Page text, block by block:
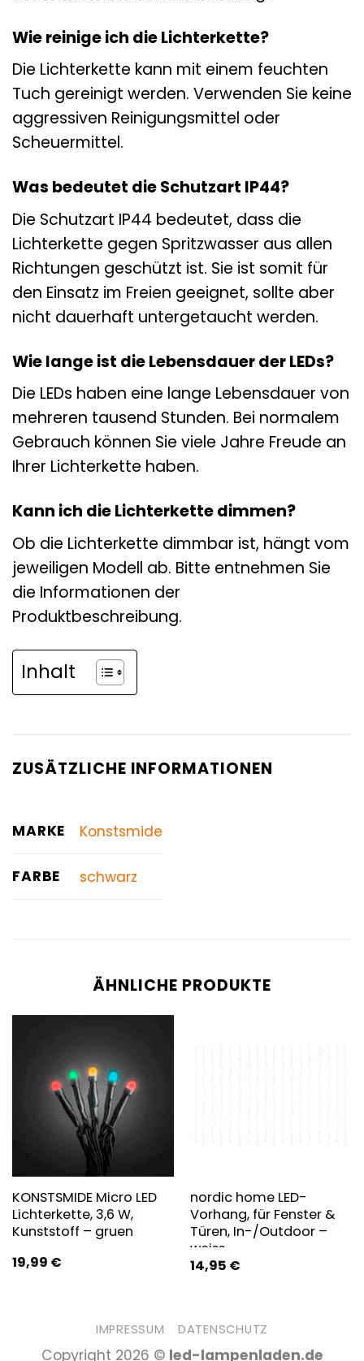
Wie reinige ich die Lichterkette?
Die Lichterkette kann mit einem feuchten
Tuch gereinigt werden. Verwenden Sie keine
aggressiven Reinigungsmittel oder
Scheuermittel.
Was bedeutet die Schutzart IP44?
Die Schutzart IP44 bedeutet, dass die
Lichterkette gegen Spritzwasser aus allen
Richtungen geschützt ist. Sie ist somit für
den Einsatz im Freien geeignet, sollte aber
nicht dauerhaft untergetaucht werden.
Wie lange ist die Lebensdauer der LEDs?
Die LEDs haben eine lange Lebensdauer von
mehreren tausend Stunden. Bei normalem
Gebrauch können Sie viele Jahre Freude an
Ihrer Lichterkette haben.
Kann ich die Lichterkette dimmen?
Ob die Lichterkette dimmbar ist, hängt vom
jeweiligen Modell ab. Bitte entnehmen Sie
die Informationen der
Produktbeschreibung.
Inhalt
ZUSÄTZLICHE INFORMATIONEN
MARKE Konstsmide
FARBE schwarz
ÄHNLICHE PRODUKTE
KONSTSMIDE Micro LED
Lichterkette, 3,6 W,
Kunststoff – gruen
19,99 €
nordic home LED-
Vorhang, für Fenster &
Türen, In-/Outdoor –
weiss
14,95 €
IMPRESSUM DATENSCHUTZ
Copyright 2026 © led-lampenladen.de